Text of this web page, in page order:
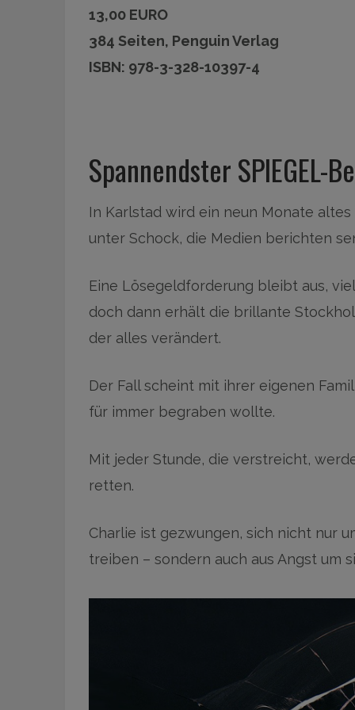
13,00 EURO
384 Seiten, Penguin Verlag
ISBN: 978-3-328-10397-4
Spannendster SPIEGEL-
In Karlstad wird ein neun Monate
unter Schock, die Medien berichten
Eine Lösegeldforderung bleibt aus,
doch dann erhält die brillante
der alles verändert.
Der Fall scheint mit ihrer eigenen
für immer begraben wollte.
Mit jeder Stunde, die verstreicht,
retten.
Charlie ist gezwungen, sich nicht nur
treiben – sondern auch aus Angst um